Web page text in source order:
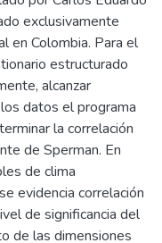
exclusivamente
en Colombia. Para el
estructurado
alcanzar
datos el programa
la correlación
de Sperman. En
de clima
evidencia correlación
de significancia del
de las dimensiones